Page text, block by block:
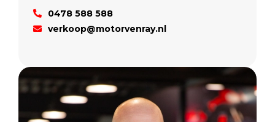
0478 588 588
verkoop@motorvenray.nl